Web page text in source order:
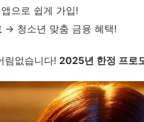
으로 쉽게 가입!
→ 청소년 맞춤 금융 혜택!
림없습니다! 2025년 한정 프로